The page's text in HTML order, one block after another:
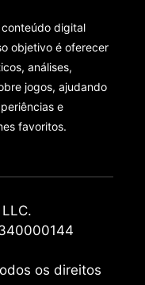
digital
objetivo é oferecer
análises,
jogos, ajudando
e
favoritos.
os direitos